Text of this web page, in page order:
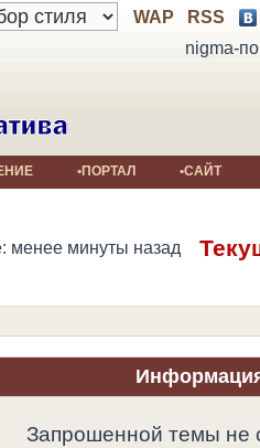
WAP
RSS
nigma-
•ПОРТАЛ •САЙТ
минуты назад
Запрошенной темы не